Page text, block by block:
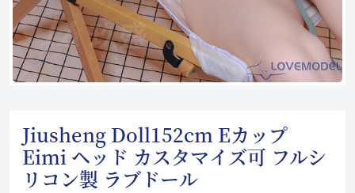
Jiusheng Doll152cm Eカップ
Eimi ヘッド カスタマイズ可 フルシ
リコン製 ラブドール